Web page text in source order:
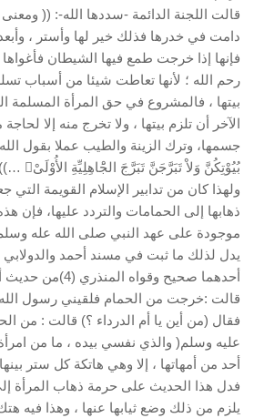
قالت اللجنة الدائمة -سددها الله-: ((
دامت في خدرها فذلك خير لها وأستر ، وأبعد
فإنها إذا خرجت طمع فيها الشيطان فأغواها
رحم الله ؛ لأنها تعاطت شيئا من أسباب
بيتها ، فالمشروع في حق المرأة المسلمة
الآخر أن تلزم بيتها ، ولا تخرج منه إلا لحاجة
بُيُوْتِكُنَّ وَلاْ تَبَرَّجَنَّ تَبَرَّجَ الجَْاهِلِيِّةِ الأُوْلَىْ …))الخ(3 )
ولهذا كان من تدابير الإسلام القويمة التي
ذهابها إلى الحمامات والتردد عليها، فإن
موجودة على عهد النبي صلى الله عله
يدل لذلك ما ثبت في مسند أحمد
أحدهما صحيح وقواه
قالت :خرجت من الحمام فلقيني رسول
فقال (من أين يا أم الدرداء ؟) قالت : من
عليه وسلم( والذي نفسي بيده ، ما من
أحد من أمهاتها ، إلا وهي هاتكة كل ستر
فدل هذا الحديث على حرمة ذهاب المرأة
يلزم من ذلك وضع ثيابها عنها ، وهذا فيه